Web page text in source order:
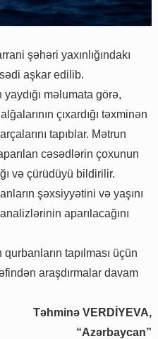
şəhəri yaxınlığındakı
aşkar edilib.
yaydığı məlumata görə,
çıxardığı təxminən
tapıblar. Mətrun
cəsədlərin çoxunun
və çürüdüyü bildirilir.
şəxsiyyətini və yaşını
aparılacağını
tapılması üçün
araşdırmalar davam
Təhminə VERDİYEVA,
“Azərbaycan”